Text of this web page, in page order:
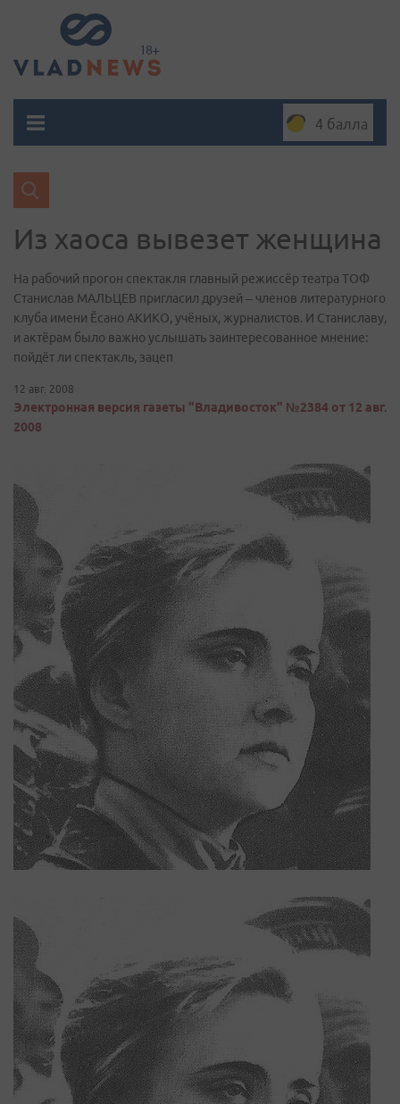
4 балла
Из хаоса вывезет женщина
На рабочий прогон спектакля главный режиссёр театра ТОФ
Станислав МАЛЬЦЕВ пригласил друзей – членов литературного
клуба имени Ёсано АКИКО, учёных, журналистов. И Станиславу,
и актёрам было важно услышать заинтересованное мнение:
пойдёт ли спектакль, зацеп
12 авг. 2008
Электронная версия газеты "Владивосток" №2384 от 12 авг.
2008